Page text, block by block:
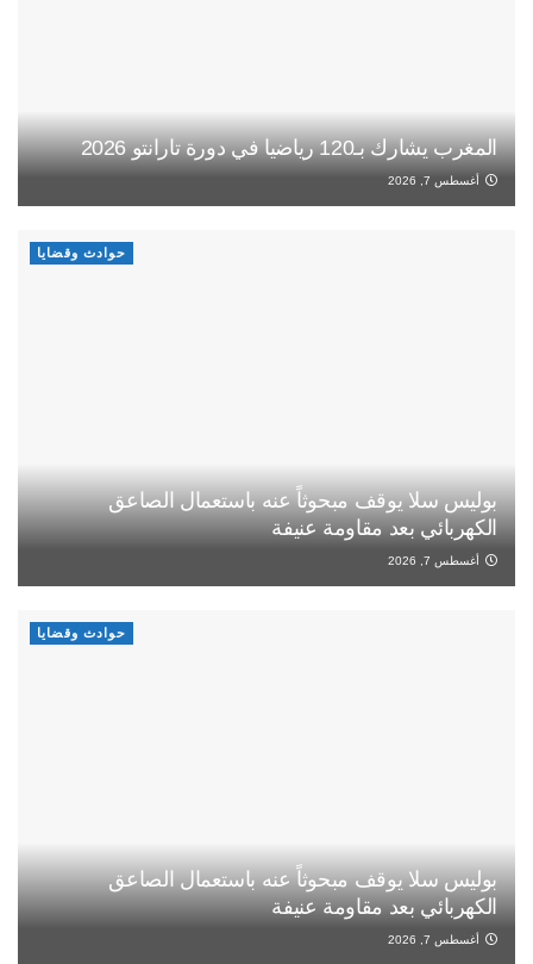
المغرب يشارك بـ120 رياضيا في دورة تارانتو 2026
أغسطس 7, 2026
حوادث وقضايا
بوليس سلا يوقف مبحوثاً عنه باستعمال الصاعق
الكهربائي بعد مقاومة عنيفة
أغسطس 7, 2026
حوادث وقضايا
بوليس سلا يوقف مبحوثاً عنه باستعمال الصاعق
الكهربائي بعد مقاومة عنيفة
أغسطس 7, 2026